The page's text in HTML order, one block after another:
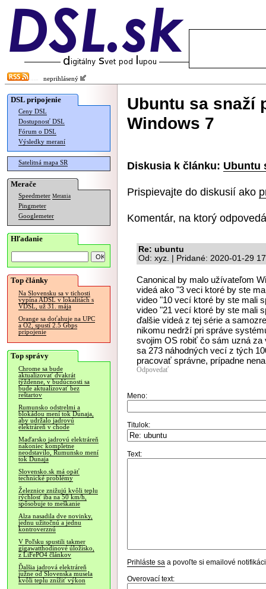
neprihlásený
DSL pripojenie
Ceny DSL
Dostupnosť DSL
Fórum o DSL
Výsledky meraní
Satelitná mapa SR
Merače
Speedmeter Merania
Pingmeter
Googlemeter
Hľadanie
Top články
Na Slovensku sa v tichosti
vypína ADSL v lokalitách s
VDSL, už 31. mája
Orange sa doťahuje na UPC
a O2, spustí 2.5 Gbps
pripojenie
Top správy
Chrome sa bude
aktualizovať dvakrát
týždenne, v budúcnosti sa
bude aktualizovať bez
reštartov
Rumunsko odstrelmi a
blokádou mení tok Dunaja,
aby udržalo jadrovú
elektráreň v chode
Maďarsko jadrovú elektráreň
nakoniec kompletne
neodstavilo, Rumunsko mení
tok Dunaja
Slovensko.sk má opäť
technické problémy
Železnice znižujú kvôli teplu
rýchlosť iba na 50 km/h,
spôsobuje to meškanie
Alza nasadila dve novinky,
jednu užitočnú a jednu
kontroverznú
V Poľsku spustili takmer
gigawatthodinové úložisko,
z LiFePO4 článkov
Ďalšia jadrová elektráreň
južne od Slovenska musela
kvôli teplu znížiť výkon
Ubuntu sa snaží
Windows 7
Diskusia k článku: Ubuntu
Prispievajte do diskusií ako
Komentár, na ktorý
Re: ubuntu
Od: xyz. | Pridané: 2020-01-29
Canonical by malo užívateľom
videá ako "3 veci ktoré by ste
video "10 vecí ktoré by ste mali
video "21 vecí ktoré by ste mali
ďalšie videá z tej série a
nikomu nedrží pri správe
svojim OS robiť čo sám uzná
sa 273 náhodných vecí z tých
pracovať správne, prípadne
Odpovedať
Meno:
Titulok:
Text:
Prihláste sa a povoľte si emailové
Overovací text: